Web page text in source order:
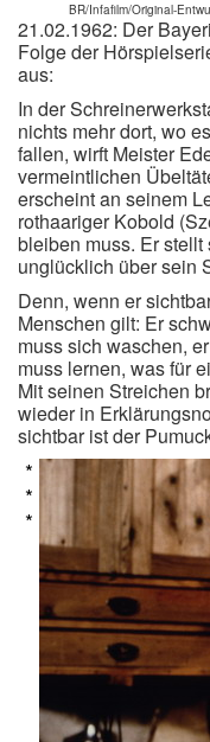
BR/Infafilm/Original-
21.02.1962: Der
Folge der
aus:
In der
nichts mehr dort, wo
fallen, wirft Meister
vermeintlichen
erscheint an seinem
rothaariger Kobold
bleiben muss. Er
unglücklich über sein
Denn, wenn er
Menschen gilt: Er
muss sich waschen,
muss lernen, was für
Mit seinen Streichen
wieder in
sichtbar ist der
*
*
*